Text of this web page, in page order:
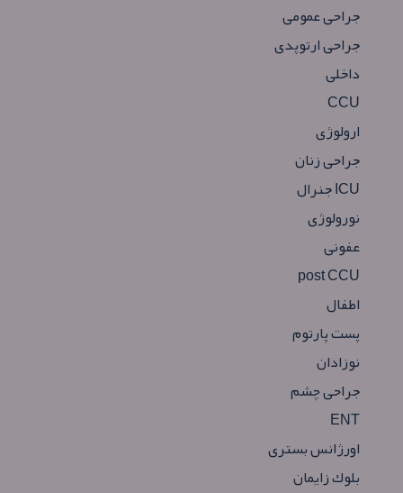
جراحی عمومی
جراحی ارتوپدی
داخلی
CCU
ارولوژی
جراحی زنان
ICU جنرال
نورولوژی
عفونی
post CCU
اطفال
پست پارتوم
نوزادان
جراحی چشم
ENT
اورژانس بستری
بلوك زایمان